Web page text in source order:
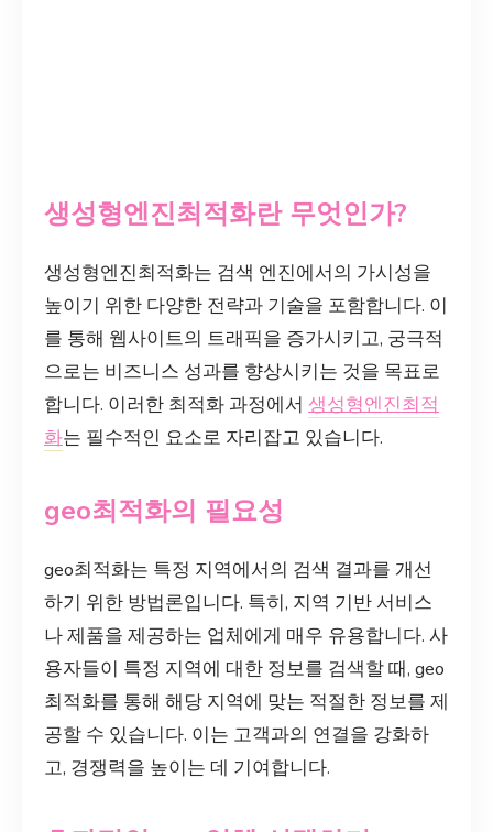
생성형엔진최적화란 무엇인가?
생성형엔진최적화는 검색 엔진에서의 가시성을
높이기 위한 다양한 전략과 기술을 포함합니다. 이
를 통해 웹사이트의 트래픽을 증가시키고, 궁극적
으로는 비즈니스 성과를 향상시키는 것을 목표로
합니다. 이러한 최적화 과정에서 생성형엔진최적
화는 필수적인 요소로 자리잡고 있습니다.
geo최적화의 필요성
geo최적화는 특정 지역에서의 검색 결과를 개선
하기 위한 방법론입니다. 특히, 지역 기반 서비스
나 제품을 제공하는 업체에게 매우 유용합니다. 사
용자들이 특정 지역에 대한 정보를 검색할 때, geo
최적화를 통해 해당 지역에 맞는 적절한 정보를 제
공할 수 있습니다. 이는 고객과의 연결을 강화하
고, 경쟁력을 높이는 데 기여합니다.